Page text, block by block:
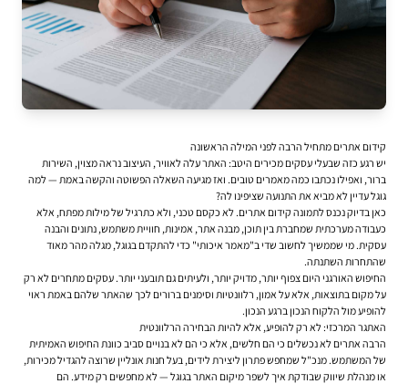
קידום אתרים מתחיל הרבה לפני המילה הראשונה
יש רגע כזה שבעלי עסקים מכירים היטב: האתר עלה לאוויר, העיצוב נראה מצוין, השירות
ברור, ואפילו נכתבו כמה מאמרים טובים. ואז מגיעה השאלה הפשוטה והקשה באמת — למה
גוגל עדיין לא מביא את התנועה שציפינו לה?
כאן בדיוק נכנס לתמונה קידום אתרים. לא כקסם טכני, ולא כתרגיל של מילות מפתח, אלא
כעבודה מערכתית שמחברת בין תוכן, מבנה אתר, אמינות, חוויית משתמש, נתונים והבנה
עסקית. מי שממשיך לחשוב שדי ב"מאמר איכותי" כדי להתקדם בגוגל, מגלה מהר מאוד
שהתחרות השתנתה.
החיפוש האורגני היום צפוף יותר, מדויק יותר, ולעיתים גם תובעני יותר. עסקים מתחרים לא רק
על מקום בתוצאות, אלא על אמון, רלוונטיות וסימנים ברורים לכך שהאתר שלהם באמת ראוי
להופיע מול הלקוח הנכון ברגע הנכון.
האתגר המרכזי: לא רק להופיע, אלא להיות הבחירה הרלוונטית
הרבה אתרים לא נכשלים כי הם חלשים, אלא כי הם לא בנויים סביב כוונת החיפוש האמיתית
של המשתמש. מנכ"ל שמחפש פתרון ליצירת לידים, בעל חנות אונליין שרוצה להגדיל מכירות,
או מנהלת שיווק שבודקת איך לשפר מיקום האתר בגוגל — לא מחפשים רק מידע. הם